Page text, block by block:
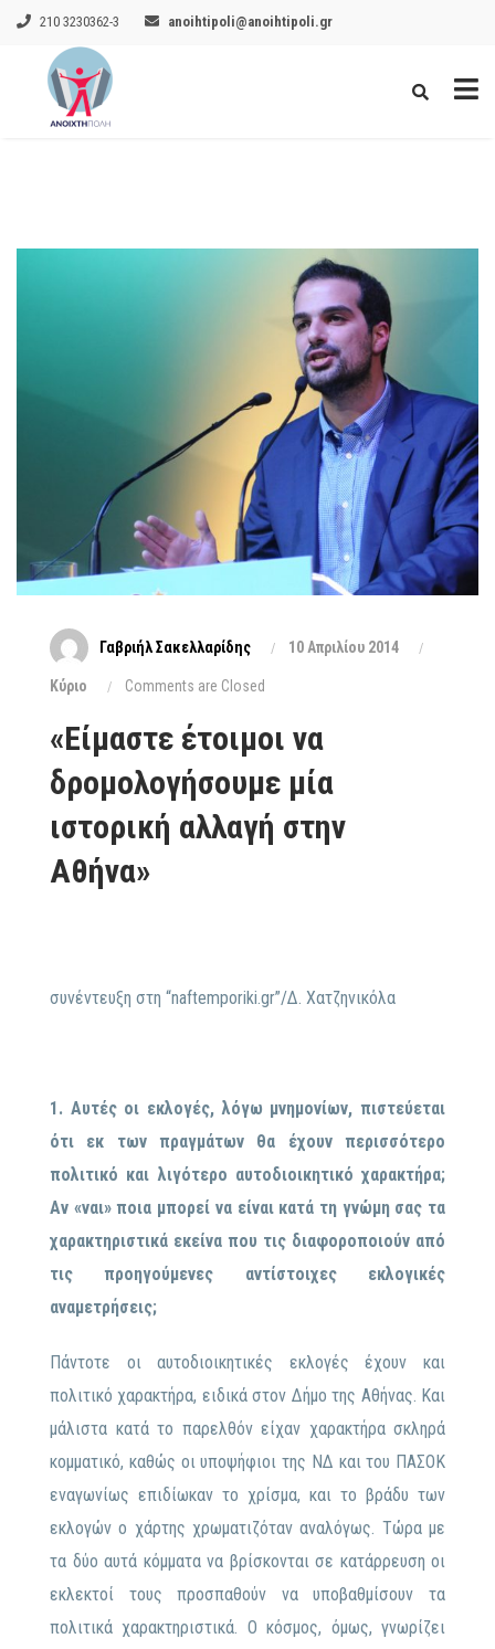
210 3230362-3 anoihtipoli@anoihtipoli.gr
Γαβριήλ Σακελλαρίδης 10 Απριλίου 2014
Κύριο Comments are Closed
«Είμαστε έτοιμοι να
δρομολογήσουμε μία
ιστορική αλλαγή στην
Αθήνα»
συνέντευξη στη “naftemporiki.gr”/Δ. Χατζηνικόλα
1. Αυτές οι εκλογές, λόγω μνημονίων, πιστεύεται
ότι εκ των πραγμάτων θα έχουν περισσότερο
πολιτικό και λιγότερο αυτοδιοικητικό χαρακτήρα;
Αν «ναι» ποια μπορεί να είναι κατά τη γνώμη σας τα
χαρακτηριστικά εκείνα που τις διαφοροποιούν από
τις προηγούμενες αντίστοιχες εκλογικές
αναμετρήσεις;
Πάντοτε οι αυτοδιοικητικές εκλογές έχουν και
πολιτικό χαρακτήρα, ειδικά στον Δήμο της Αθήνας. Και
μάλιστα κατά το παρελθόν είχαν χαρακτήρα σκληρά
κομματικό, καθώς οι υποψήφιοι της ΝΔ και του ΠΑΣΟΚ
εναγωνίως επιδίωκαν το χρίσμα, και το βράδυ των
εκλογών ο χάρτης χρωματιζόταν αναλόγως. Τώρα με
τα δύο αυτά κόμματα να βρίσκονται σε κατάρρευση οι
εκλεκτοί τους προσπαθούν να υποβαθμίσουν τα
πολιτικά χαρακτηριστικά. Ο κόσμος, όμως, γνωρίζει